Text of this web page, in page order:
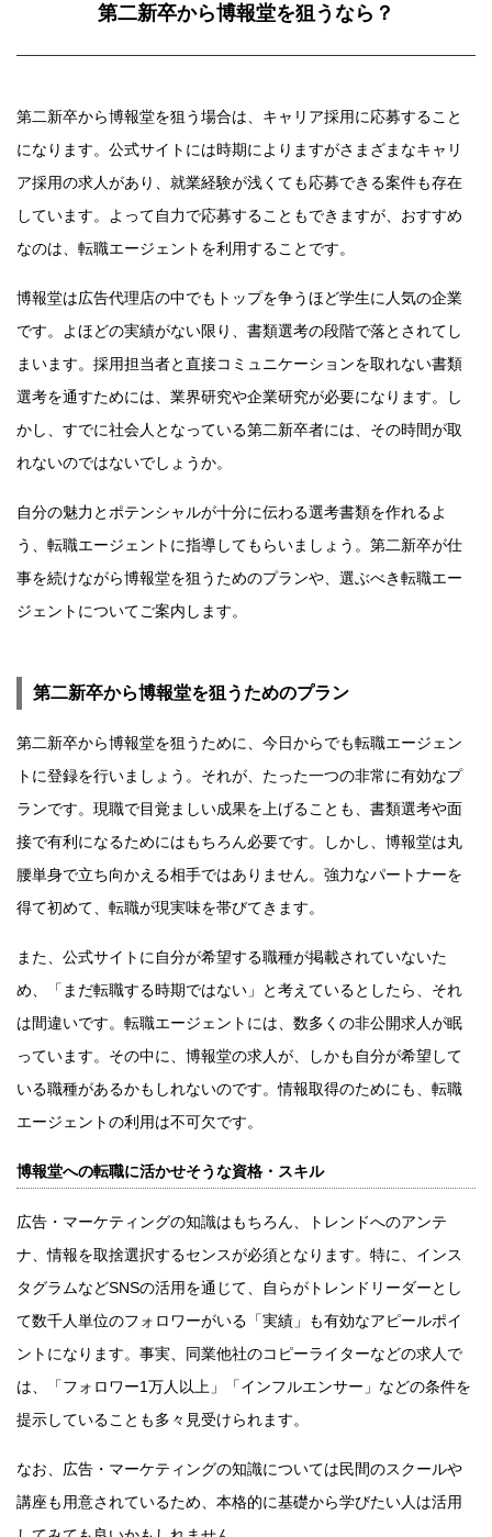
第二新卒から博報堂を狙うなら？
第二新卒から博報堂を狙う場合は、キャリア採用に応募すること
になります。公式サイトには時期によりますがさまざまなキャリ
ア採用の求人があり、就業経験が浅くても応募できる案件も存在
しています。よって自力で応募することもできますが、おすすめ
なのは、転職エージェントを利用することです。
博報堂は広告代理店の中でもトップを争うほど学生に人気の企業
です。よほどの実績がない限り、書類選考の段階で落とされてし
まいます。採用担当者と直接コミュニケーションを取れない書類
選考を通すためには、業界研究や企業研究が必要になります。し
かし、すでに社会人となっている第二新卒者には、その時間が取
れないのではないでしょうか。
自分の魅力とポテンシャルが十分に伝わる選考書類を作れるよ
う、転職エージェントに指導してもらいましょう。第二新卒が仕
事を続けながら博報堂を狙うためのプランや、選ぶべき転職エー
ジェントについてご案内します。
第二新卒から博報堂を狙うためのプラン
第二新卒から博報堂を狙うために、今日からでも転職エージェン
トに登録を行いましょう。それが、たった一つの非常に有効なプ
ランです。現職で目覚ましい成果を上げることも、書類選考や面
接で有利になるためにはもちろん必要です。しかし、博報堂は丸
腰単身で立ち向かえる相手ではありません。強力なパートナーを
得て初めて、転職が現実味を帯びてきます。
また、公式サイトに自分が希望する職種が掲載されていないた
め、「まだ転職する時期ではない」と考えているとしたら、それ
は間違いです。転職エージェントには、数多くの非公開求人が眠
っています。その中に、博報堂の求人が、しかも自分が希望して
いる職種があるかもしれないのです。情報取得のためにも、転職
エージェントの利用は不可欠です。
博報堂への転職に活かせそうな資格・スキル
広告・マーケティングの知識はもちろん、トレンドへのアンテ
ナ、情報を取捨選択するセンスが必須となります。特に、インス
タグラムなどSNSの活用を通じて、自らがトレンドリーダーとし
て数千人単位のフォロワーがいる「実績」も有効なアピールポイ
ントになります。事実、同業他社のコピーライターなどの求人で
は、「フォロワー1万人以上」「インフルエンサー」などの条件を
提示していることも多々見受けられます。
なお、広告・マーケティングの知識については民間のスクールや
講座も用意されているため、本格的に基礎から学びたい人は活用